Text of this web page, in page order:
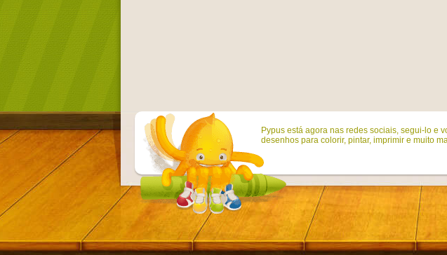
Pypus está agora nas redes sociais, segui-lo e
desenhos para colorir, pintar, imprimir e muito